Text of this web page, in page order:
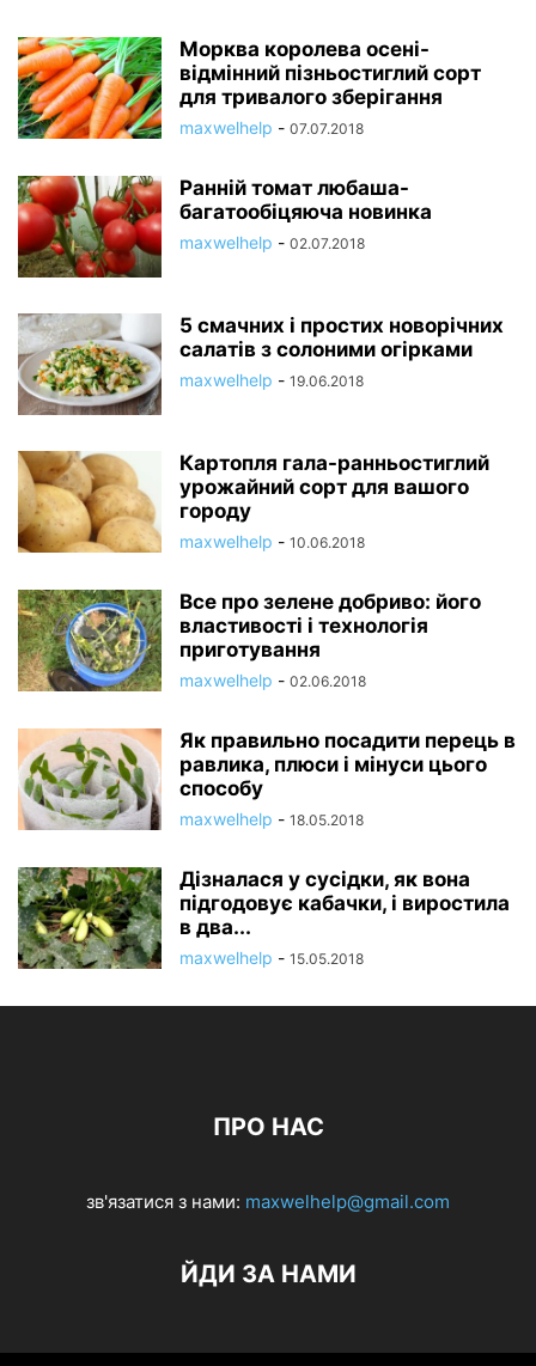
Морква королева осені-
відмінний пізньостиглий сорт
для тривалого зберігання
maxwelhelp - 07.07.2018
Ранній томат любаша-
багатообіцяюча новинка
maxwelhelp - 02.07.2018
5 смачних і простих новорічних
салатів з солоними огірками
maxwelhelp - 19.06.2018
Картопля гала-ранньостиглий
урожайний сорт для вашого
городу
maxwelhelp - 10.06.2018
Все про зелене добриво: його
властивості і технологія
приготування
maxwelhelp - 02.06.2018
Як правильно посадити перець в
равлика, плюси і мінуси цього
способу
maxwelhelp - 18.05.2018
Дізналася у сусідки, як вона
підгодовує кабачки, і виростила
в два...
maxwelhelp - 15.05.2018
ПРО НАС
зв'язатися з нами: maxwelhelp@gmail.com
ЙДИ ЗА НАМИ